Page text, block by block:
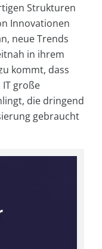
Strukturen
Innovationen
neue Trends
in ihrem
kommt, dass
große
die dringend
gebraucht